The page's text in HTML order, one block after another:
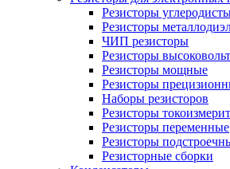
Резисторы
Резисторы
ЧИП резисторы
Резисторы
Резисторы мощные
Резисторы
Наборы резисторов
Резисторы
Резисторы переменные
Резисторы
Резисторные сборки